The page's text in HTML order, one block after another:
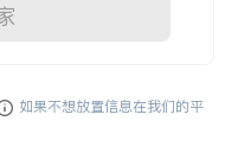
如果不想放置信息在我们的平